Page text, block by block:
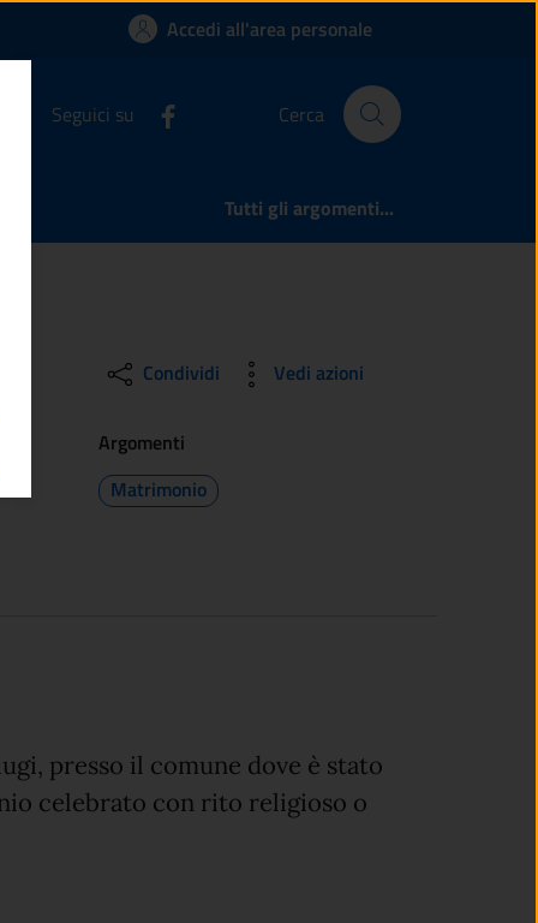
la richiesta di
Accedi all'area personale
Seguici su Cerca
Tutti gli argomenti...
Condividi Vedi azioni
Argomenti
Matrimonio
presso il comune dove è stato
celebrato con rito religioso o